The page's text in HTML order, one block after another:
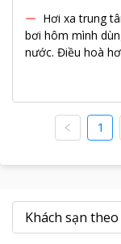
Hơi xa trung
bơi hôm mình
nước. Điều hoà
1